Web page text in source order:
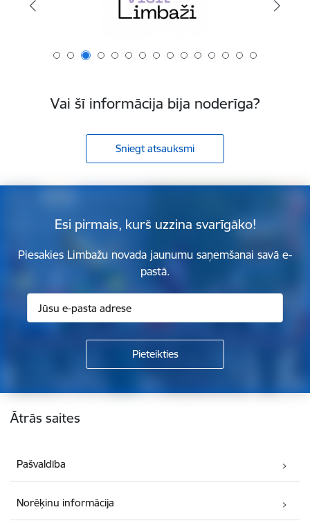
Vai šī informācija bija noderīga?
Sniegt atsauksmi
Esi pirmais, kurš uzzina svarīgāko!
Piesakies Limbažu novada jaunumu saņemšanai savā e-
pastā.
Kājene
Ātrās saites
Pašvaldība
Norēķinu informācija